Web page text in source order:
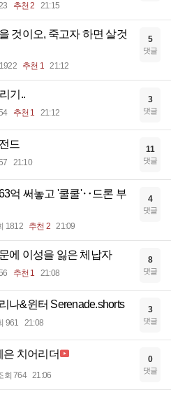
추천 2 21:15
것이오, 죽고자 하면 살것
추천 1 21:12
5
댓글
기..
추천 1 21:12
3
댓글
드
21:10
11
댓글
억 써놓고 '쿨쿨'‥드론 부
1812 추천 2 21:09
4
댓글
에 이성을 잃은 체납자
추천 1 21:08
8
댓글
나&윈터 Serenade.shorts
961 21:08
3
댓글
은 치어리더
회 764 21:06
0
댓글